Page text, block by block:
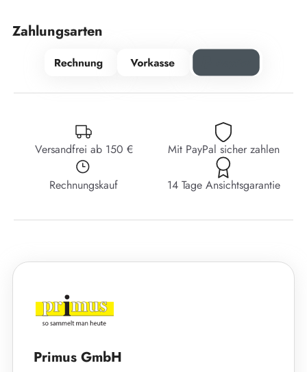
Zahlungsarten
Versandfrei ab 150 € Mit PayPal sicher zahlen
Rechnungskauf 14 Tage Ansichtsgarantie
Primus GmbH